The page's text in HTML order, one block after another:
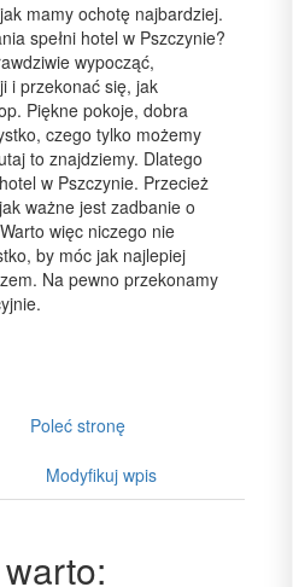
mamy ochotę najbardziej.
spełni hotel w Pszczynie?
wypocząć,
i przekonać się, jak
Piękne pokoje, dobra
czego tylko możemy
to znajdziemy. Dlatego
w Pszczynie. Przecież
ważne jest zadbanie o
więc niczego nie
by móc jak najlepiej
Na pewno przekonamy
Poleć stronę
Modyfikuj wpis